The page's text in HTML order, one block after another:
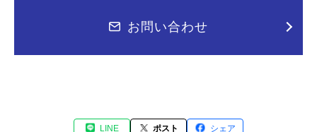
お問い合わせ
LINE ポスト シェア